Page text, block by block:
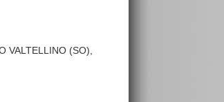
VALTELLINO (SO),